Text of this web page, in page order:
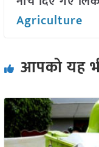
Agriculture
आपको यह